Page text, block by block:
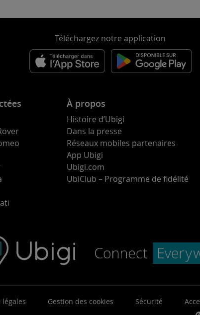
Téléchargez notre application
À propos
Histoire d’Ubigi
Dans la presse
Réseaux mobiles partenaires
App Ubigi
Ubigi.com
UbiClub – Programme de fidélité
Gestion des cookies Sécurité